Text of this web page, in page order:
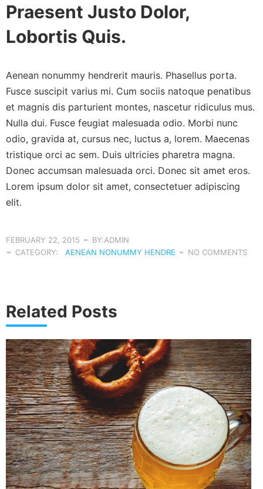
Praesent Justo Dolor,
Lobortis Quis.
Aenean nonummy hendrerit mauris. Phasellus porta.
Fusce suscipit varius mi. Cum sociis natoque penatibus
et magnis dis parturient montes, nascetur ridiculus mus.
Nulla dui. Fusce feugiat malesuada odio. Morbi nunc
odio, gravida at, cursus nec, luctus a, lorem. Maecenas
tristique orci ac sem. Duis ultricies pharetra magna.
Donec accumsan malesuada orci. Donec sit amet eros.
Lorem ipsum dolor sit amet, consectetuer adipiscing
elit.
FEBRUARY 22, 2015
BY:ADMIN
CATEGORY:
AENEAN NONUMMY HENDRE NO COMMENTS
Related Posts